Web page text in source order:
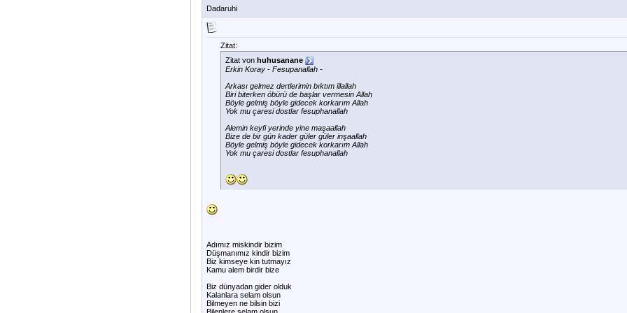
Dadaruhi
Zitat:
Zitat von huhusanane
Erkin Koray - Fesupanallah -
Arkası gelmez dertlerimin bıktım illallah
Biri biterken öbürü de başlar vermesin Allah
Böyle gelmiş böyle gidecek korkarım Allah
Yok mu çaresi dostlar fesuphanallah
Alemin keyfi yerinde yine maşaallah
Bize de bir gün kader güler güler inşaallah
Böyle gelmiş böyle gidecek korkarım Allah
Yok mu çaresi dostlar fesuphanallah
Adımız miskindir bizim
Düşmanımız kindir bizim
Biz kimseye kin tutmayız
Kamu alem birdir bize
Biz dünyadan gider olduk
Kalanlara selam olsun
Bilmeyen ne bilsin bizi